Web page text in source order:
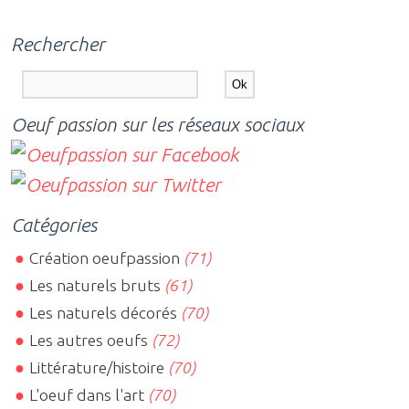
Rechercher
Oeuf passion sur les réseaux sociaux
Catégories
Création oeufpassion (71)
Les naturels bruts (61)
Les naturels décorés (70)
Les autres oeufs (72)
Littérature/histoire (70)
L'oeuf dans l'art (70)